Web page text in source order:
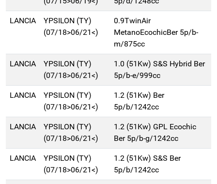
LANCIA
YPSILON (TY)
(07/18>06/21<)
0.9TwinAir
MetanoEcochicBer 5p/b-
m/875cc
LANCIA
YPSILON (TY)
(07/18>06/21<)
1.0 (51Kw) S&S Hybrid Ber
5p/b-e/999cc
LANCIA
YPSILON (TY)
(07/18>06/21<)
1.2 (51Kw) Ber
5p/b/1242cc
LANCIA
YPSILON (TY)
(07/18>06/21<)
1.2 (51Kw) GPL Ecochic
Ber 5p/b-g/1242cc
LANCIA
YPSILON (TY)
(07/18>06/21<)
1.2 (51Kw) S&S Ber
5p/b/1242cc